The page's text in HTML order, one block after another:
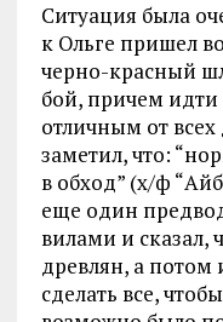
Ситуация была
к Ольге пришел
черно-красный
бой, причем
отличным от
заметил, что:
в обход” (х/ф
еще один
вилами и сказал,
древлян, а потом
сделать все,